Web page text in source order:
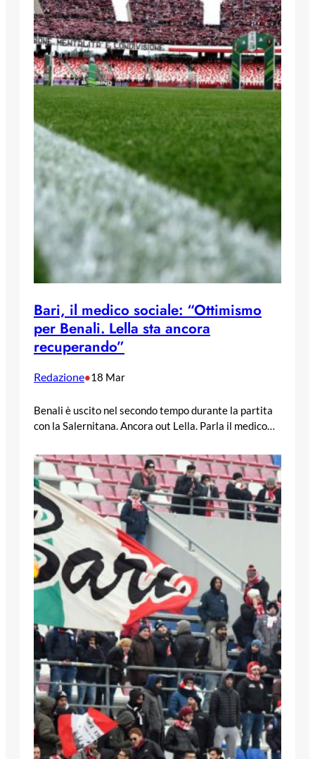
Bari, il medico sociale: “Ottimismo
per Benali. Lella sta ancora
recuperando”
Redazione•18 Mar
Benali è uscito nel secondo tempo durante la partita
con la Salernitana. Ancora out Lella. Parla il medico…